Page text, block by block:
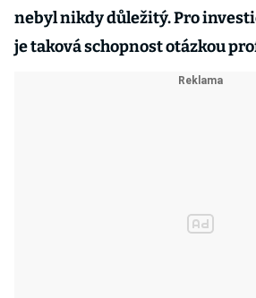
nebyl nikdy důležitý. Pro
je taková schopnost otázkou